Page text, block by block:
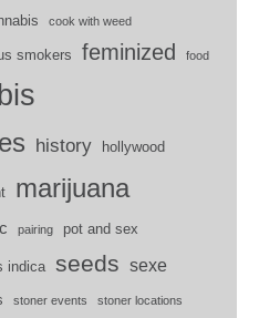
cook with weed
smokers feminized food
history hollywood
marijuana
pairing pot and sex
indica seeds sexe
stoner events stoner locations